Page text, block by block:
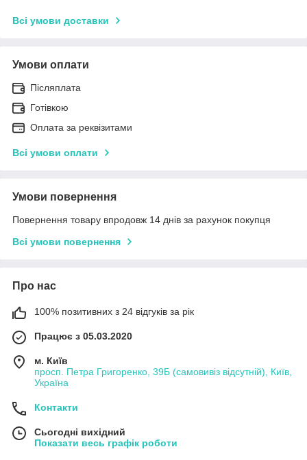
Всі умови доставки
Умови оплати
Післяплата
Готівкою
Оплата за реквізитами
Всі умови оплати
Умови повернення
Повернення товару впродовж 14 днів за рахунок покупця
Всі умови повернення
Про нас
100% позитивних з 24 відгуків за рік
Працює з 05.03.2020
м. Київ
просп. Петра Григоренко, 39Б (самовивіз відсутній), Київ,
Україна
Контакти
Сьогодні вихідний
Показати весь графік роботи